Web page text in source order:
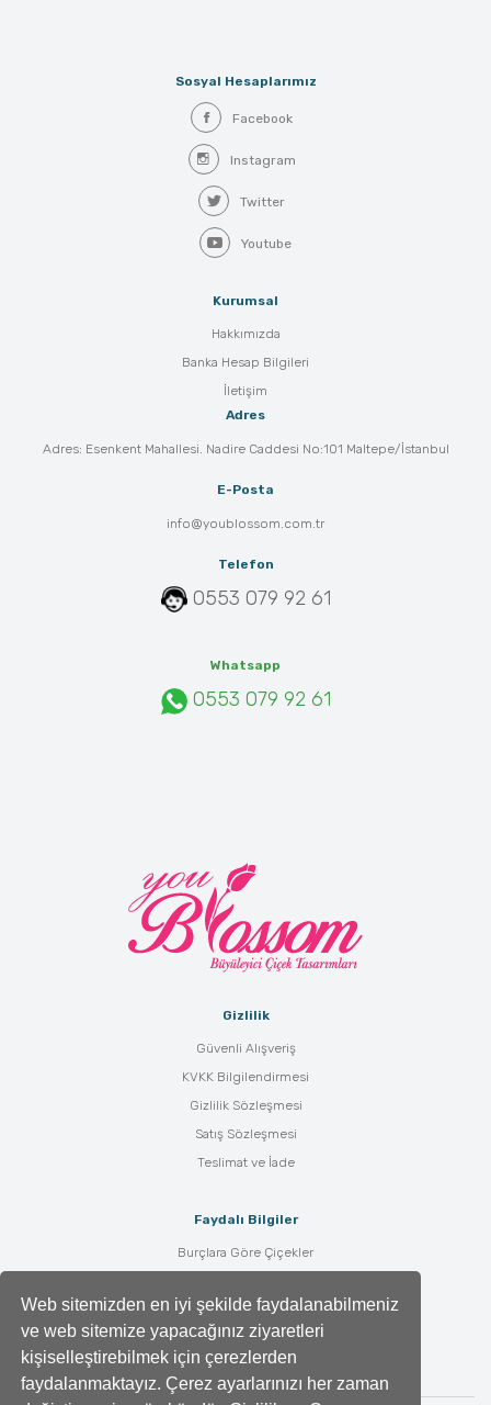
Web sitemizden en iyi şekilde faydalanabilmeniz
ve web sitemize yapacağınız ziyaretleri
kişiselleştirebilmek için çerezlerden
faydalanmaktayız. Çerez ayarlarınızı her zaman
Sosyal Hesaplarımız
Facebook
Instagram
Twitter
Youtube
Kurumsal
Hakkımızda
Banka Hesap Bilgileri
İletişim
Adres
Adres: Esenkent Mahallesi. Nadire Caddesi No:101 Maltepe/İstanbul
E-Posta
info@youblossom.com.tr
Telefon
0553 079 92 61
Whatsapp
0553 079 92 61
Gizlilik
Güvenli Alışveriş
KVKK Bilgilendirmesi
Gizlilik Sözleşmesi
Satış Sözleşmesi
Teslimat ve İade
Faydalı Bilgiler
Burçlara Göre Çiçekler
Çiçek Anlamları
Tüm Blog Yazıları